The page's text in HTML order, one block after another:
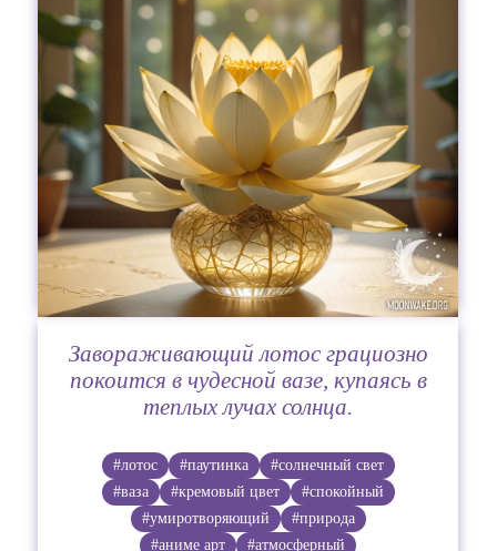
Завораживающий лотос грациозно
покоится в чудесной вазе, купаясь в
теплых лучах солнца.
#лотос #паутинка
#солнечный свет
#ваза
#кремовый цвет
#спокойный
#умиротворяющий
#природа
#аниме арт
#атмосферный